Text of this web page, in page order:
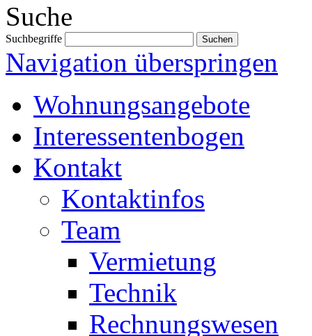
Suche
Suchbegriffe
Navigation überspringen
Wohnungsangebote
Interessentenbogen
Kontakt
Kontaktinfos
Team
Vermietung
Technik
Rechnungswesen